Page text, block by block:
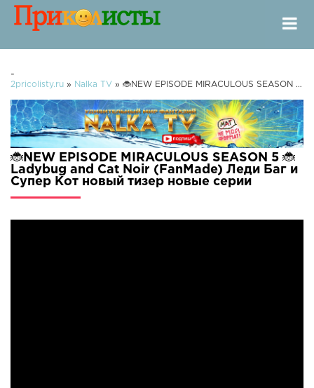
-
2pricolisty.ru » Nalka TV » 🐞NEW EPISODE MIRACULOUS SEASON 5 🐞Ladybug and Cat Noir (FanMade) Леди Баг и Супер Кот новый тизер
🐞NEW EPISODE MIRACULOUS SEASON 5 🐞
Ladybug and Cat Noir (FanMade) Леди Баг и
Супер Кот новый тизер новые серии